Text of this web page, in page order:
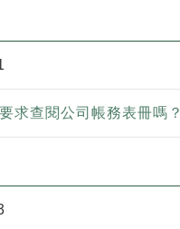
求查閱公司帳務表冊嗎？